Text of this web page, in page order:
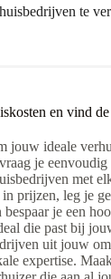
te
en vind
jouw ideale
je
met
prijzen, leg je
je een
die past bij
uit jouw
expertise.